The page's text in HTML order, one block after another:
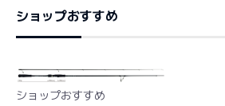
ショップおすすめ
ショップおすすめ